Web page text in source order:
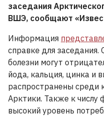
заседания
ВШЭ, сообщают
Информация
справке для заседания.
болезни могут
йода, кальция, цинка и
распространены среди
Арктики. Также к числу
высокий уровень